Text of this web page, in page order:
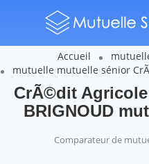
Accueil
mutuelle mutuelle sénior
CrÃ©dit Agricole
BRIGNOUD
Comparateur de